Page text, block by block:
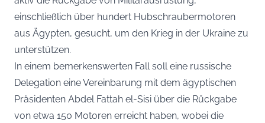
einschließlich über hundert Hubschraubermotoren
aus Ägypten, gesucht, um den Krieg in der Ukraine zu
unterstützen.
In einem bemerkenswerten Fall soll eine russische
Delegation eine Vereinbarung mit dem ägyptischen
Präsidenten Abdel Fattah el-Sisi über die Rückgabe
von etwa 150 Motoren erreicht haben, wobei die